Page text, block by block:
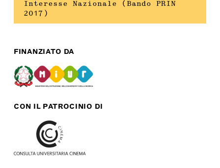
Interesse Nazionale (Bando PRIN
2017)
FINANZIATO DA
CON IL PATROCINIO DI